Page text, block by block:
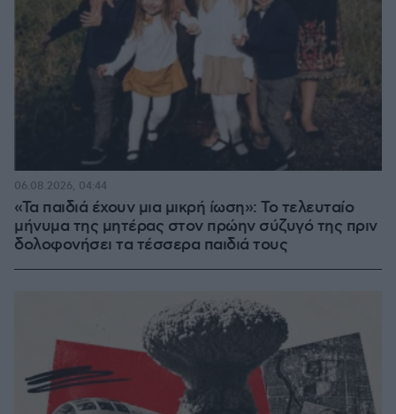
«Τα παιδιά έχουν μια μικρή ίωση»: Το τελευταίο
μήνυμα της μητέρας στον πρώην σύζυγό της πριν
δολοφονήσει τα τέσσερα παιδιά τους
06.08.2026, 04:44